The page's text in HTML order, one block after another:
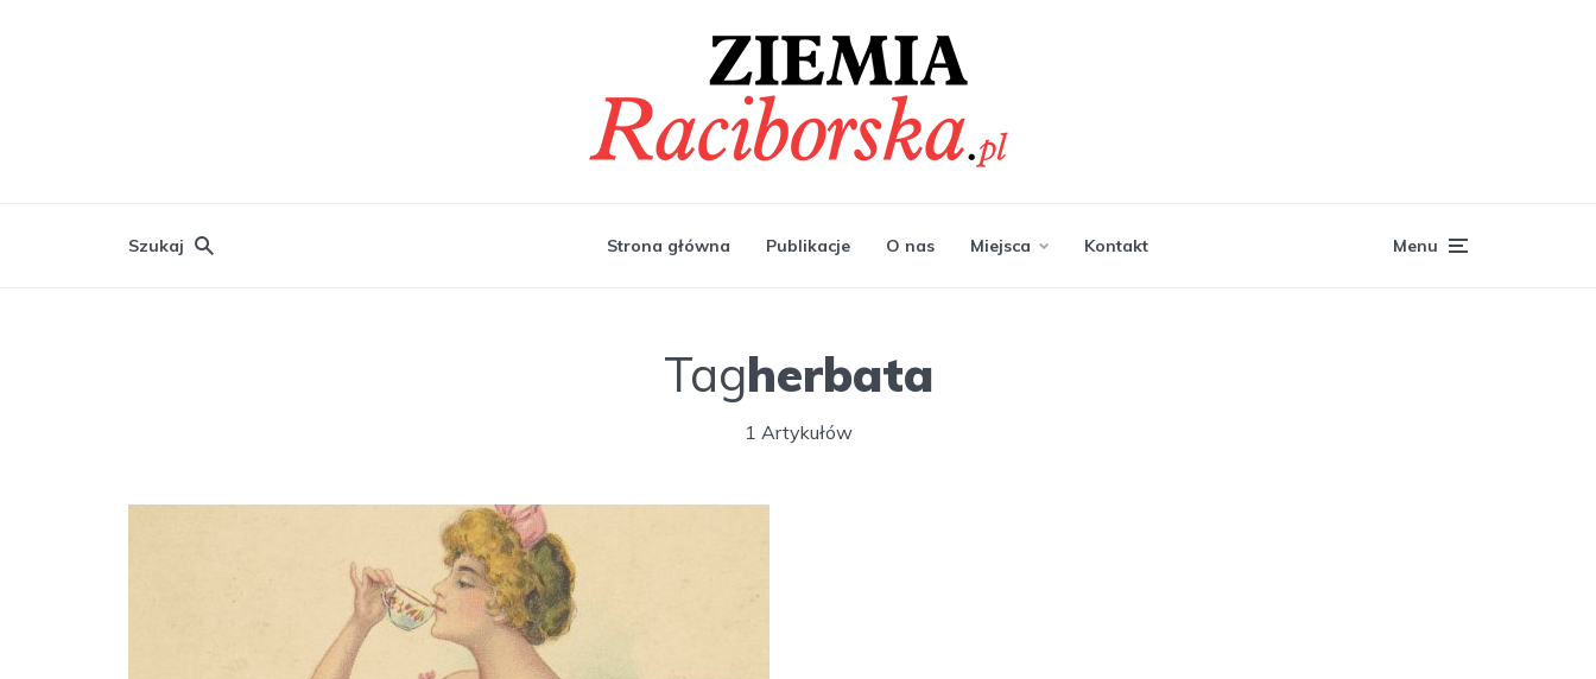
Szukaj Strona główna Publikacje O nas Miejsca Kontakt Menu
Tagherbata
1 Artykułów